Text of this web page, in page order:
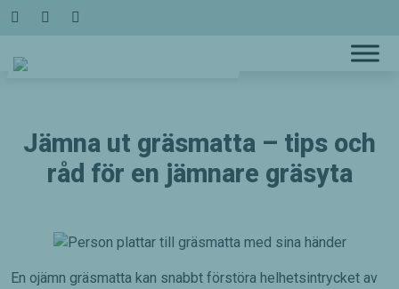
Hoppa
Jämna ut gräsmatta – tips och
råd för en jämnare gräsyta
En ojämn gräsmatta kan snabbt förstöra helhetsintrycket av